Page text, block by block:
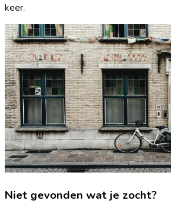
keer.
Niet gevonden wat je zocht?